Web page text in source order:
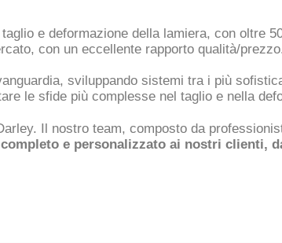
e deformazione della lamiera, con oltre
con un eccellente rapporto qualità/prezzo.
sviluppando sistemi tra i più
le sfide più complesse nel taglio e nella
Il nostro team, composto da
e personalizzato ai nostri clienti,